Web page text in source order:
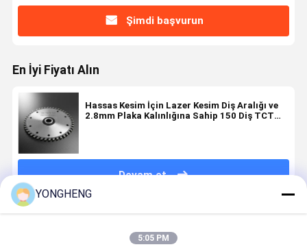
Şimdi başvurun
En İyi Fiyatı Alın
Hassas Kesim İçin Lazer Kesim Diş Aralığı ve
2.8mm Plaka Kalınlığına Sahip 150 Diş TCT
Devam et
YONGHENG
5:05 PM